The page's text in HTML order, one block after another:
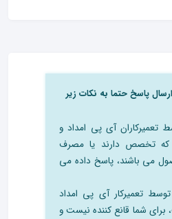
ارسال پاسخ حتما به نکات زیر
تعمیرکاران آی پی امداد و
که تخصص دارند یا مصرف
می باشند، پاسخ داده می
تعمیرکار آی پی امداد
شما قانع کننده نیست و